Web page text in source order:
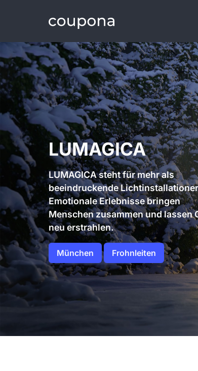
LUMAGICA
LUMAGICA steht für mehr als
beeindruckende
Emotionale Erlebnisse bringen
Menschen zusammen und lassen
neu erstrahlen.
München Frohnleiten